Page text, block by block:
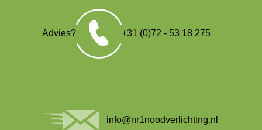
Advies? +31 (0)72 - 53 18 275
info@nr1noodverlichting.nl